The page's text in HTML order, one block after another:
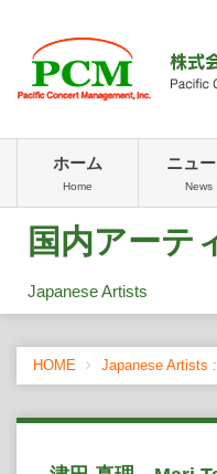
ホーム
Home
ニュ
News
国内アーテ
Japanese Artists
HOME Japanese Artists